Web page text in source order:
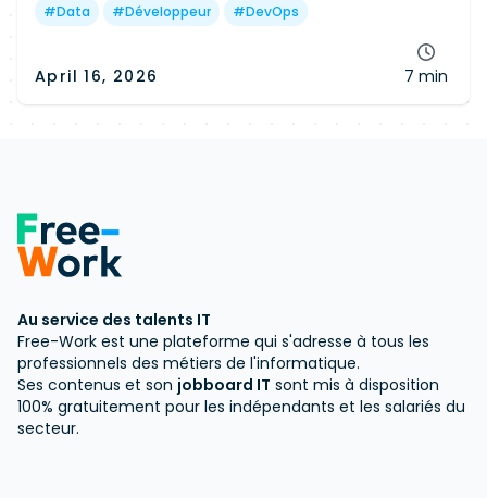
workflow cohérent et automatisé.
#Data #Développeur #DevOps
April 16, 2026 7 min
Au service des talents IT
Free-Work est une plateforme qui s'adresse à tous les
professionnels des métiers de l'informatique.
Ses contenus et son jobboard IT sont mis à disposition
100% gratuitement pour les indépendants et les salariés du
secteur.